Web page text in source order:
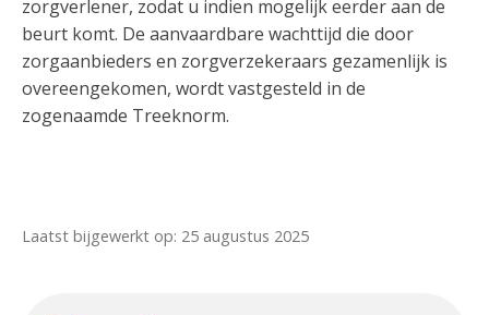
zorgverlener, zodat u indien mogelijk eerder aan de
beurt komt. De aanvaardbare wachttijd die door
zorgaanbieders en zorgverzekeraars gezamenlijk is
overeengekomen, wordt vastgesteld in de
zogenaamde Treeknorm.
Laatst bijgewerkt op: 25 augustus 2025